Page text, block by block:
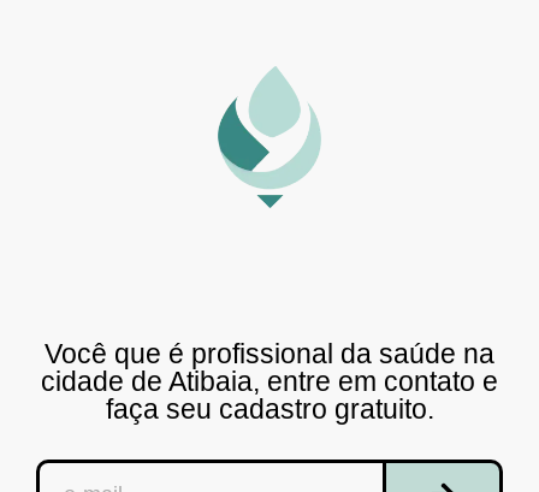
Você que é profissional da saúde na
cidade de Atibaia, entre em contato e
faça seu cadastro gratuito.